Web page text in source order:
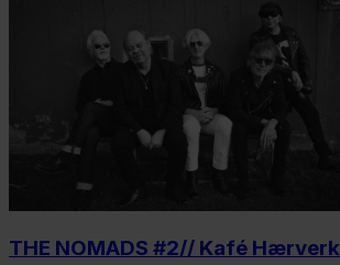
THE NOMADS #2// Kafé Hærverk